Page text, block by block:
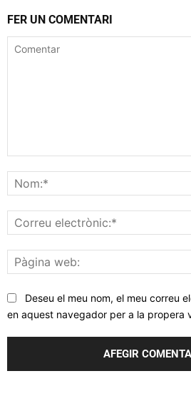
FER UN COMENTARI
Deseu el meu nom, el meu correu
en aquest navegador per a la propera